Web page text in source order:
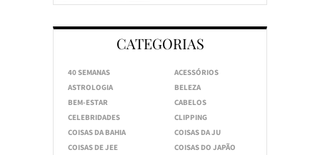
CATEGORIAS
40 SEMANAS
ACESSÓRIOS
ASTROLOGIA
BELEZA
BEM-ESTAR
CABELOS
CELEBRIDADES
CLIPPING
COISAS DA BAHIA
COISAS DA JU
COISAS DE JEE
COISAS DO JAPÃO